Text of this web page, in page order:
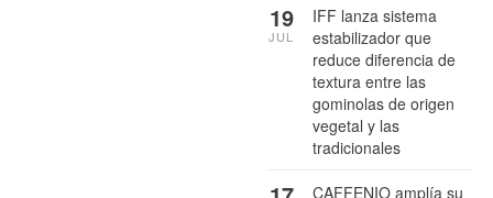
IFF lanza sistema
estabilizador que
reduce diferencia de
textura entre las
gominolas de origen
vegetal y las
tradicionales
19
JUL
CAFFENIO amplía su